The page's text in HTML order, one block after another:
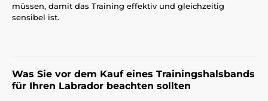
müssen, damit das Training effektiv und gleichzeitig
sensibel ist.
Was Sie vor dem Kauf eines Trainingshalsbands
für Ihren Labrador beachten sollten